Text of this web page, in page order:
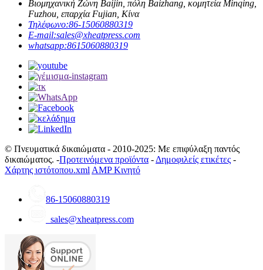
Βιομηχανική Ζώνη Baijin, πόλη Baizhang, κομητεία Minqing,
Fuzhou, επαρχία Fujian, Κίνα
Τηλέφωνο:86-15060880319
E-mail:sales@xheatpress.com
whatsapp:8615060880319
© Πνευματικά δικαιώματα - 2010-2025: Με επιφύλαξη παντός
δικαιώματος. -Προτεινόμενα προϊόντα - Δημοφιλείς ετικέτες -
Χάρτης ιστότοπου.xml AMP Κινητό
86-15060880319
sales@xheatpress.com